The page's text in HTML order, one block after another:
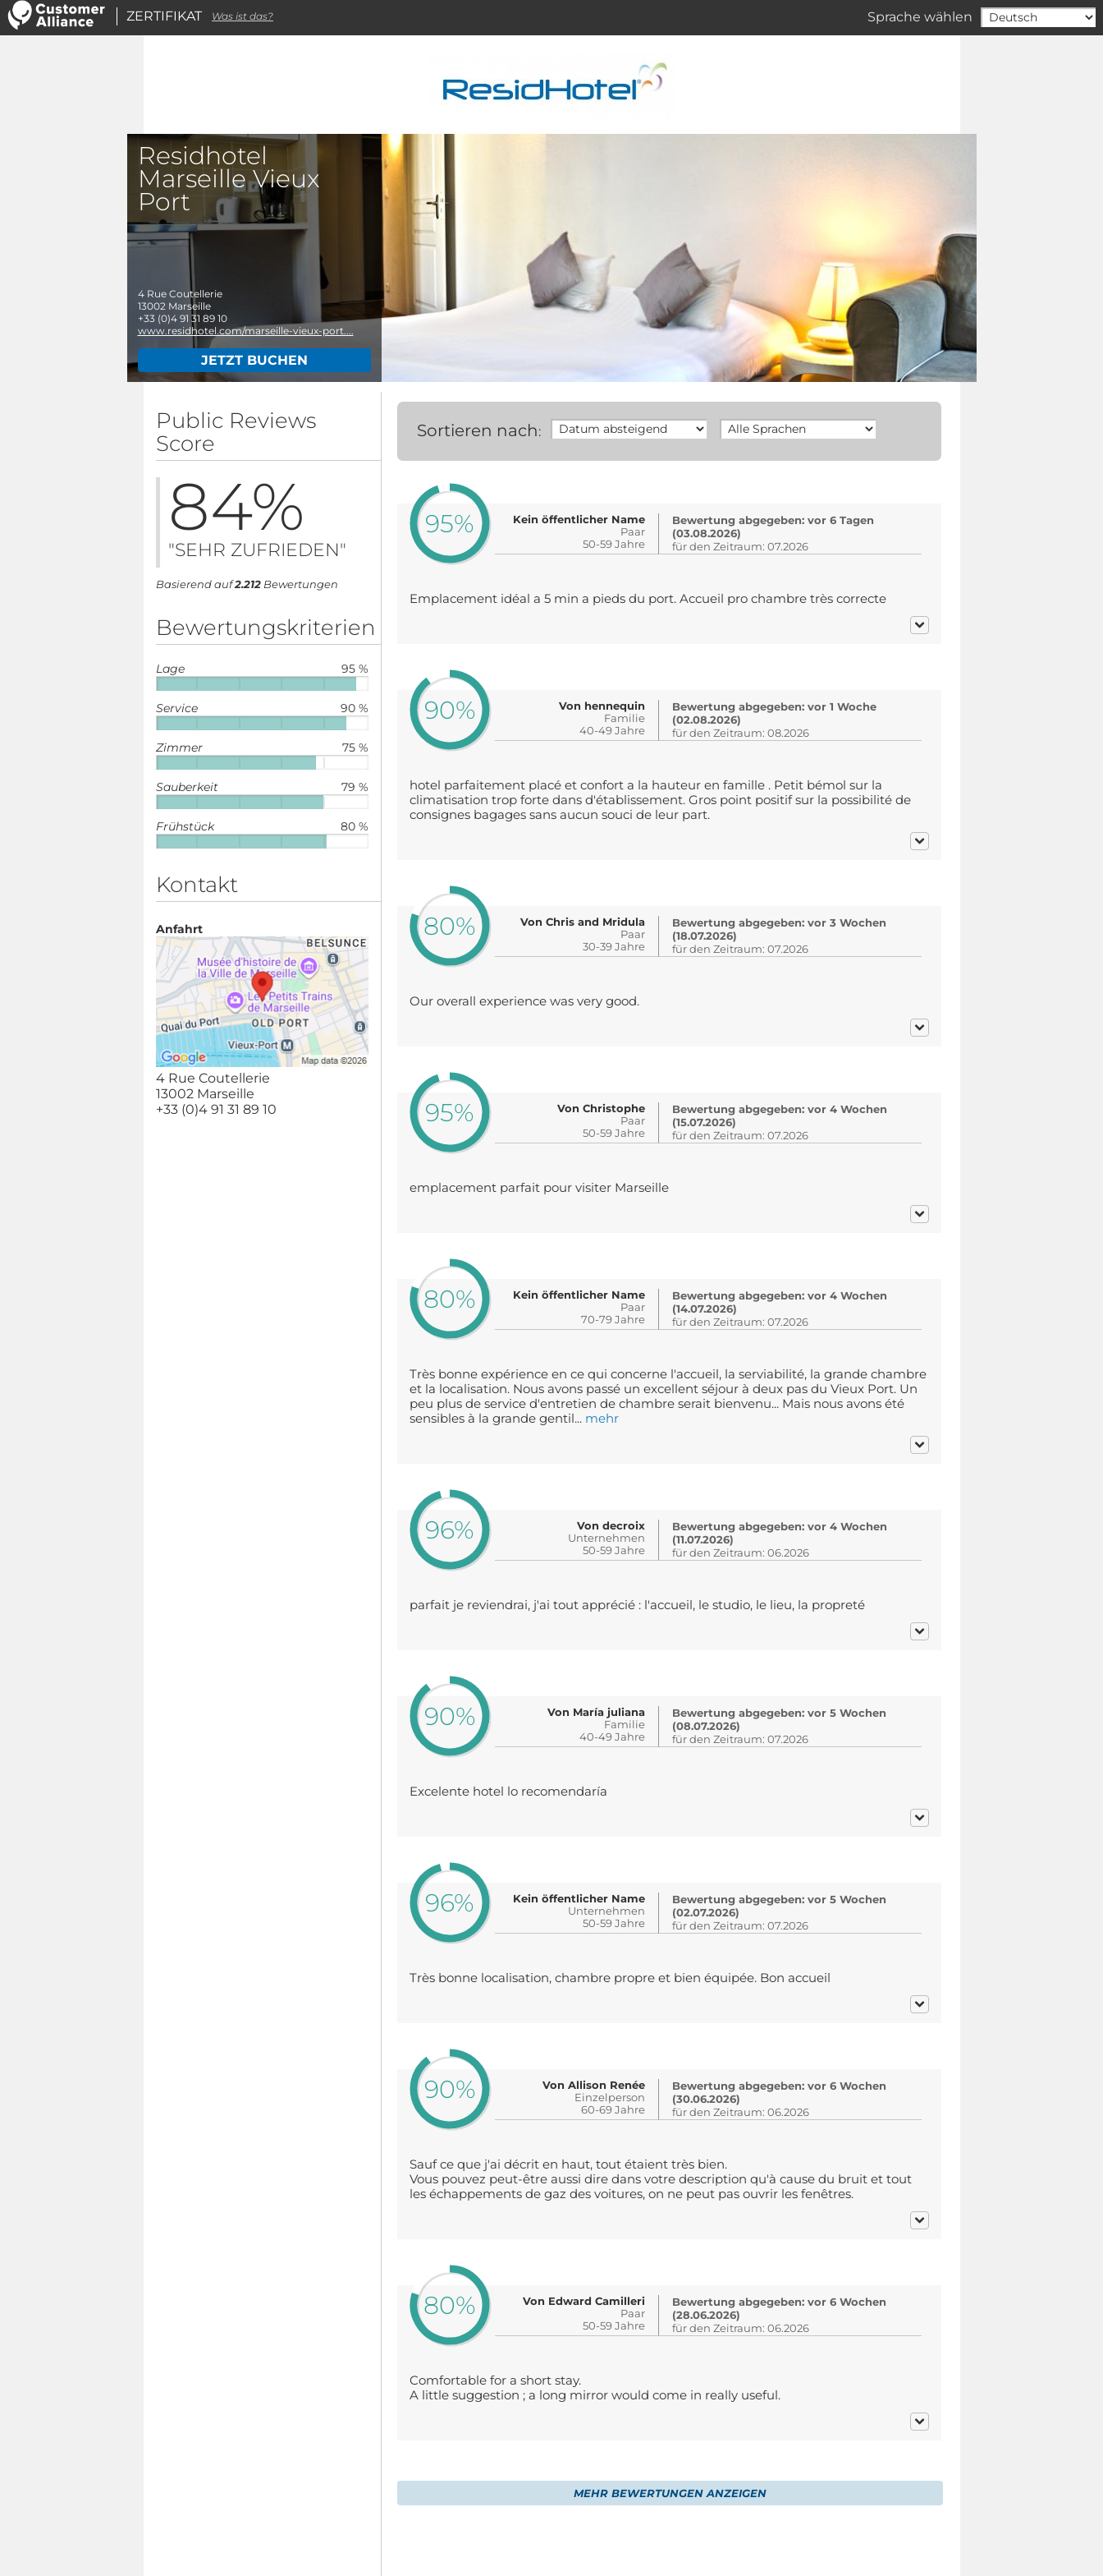
Sprache wählen
Residhotel
Marseille Vieux
Port
4 Rue Coutellerie
13002 Marseille
+33 (0)4 91 31 89 10
www.residhotel.com/marseille-vieux-port....
JETZT BUCHEN
Public Reviews
Score
84%
"SEHR ZUFRIEDEN"
Basierend auf2.212Bewertungen
Bewertungskriterien
95 %
Lage
90 %
Service
75 %
Zimmer
79 %
Sauberkeit
80 %
Frühstück
Kontakt
Anfahrt
4 Rue Coutellerie
13002 Marseille
+33 (0)4 91 31 89 10
Sortieren nach:
95%
Kein öffentlicher Name
Paar
50-59 Jahre
Bewertung abgegeben: vor 6 Tagen
(03.08.2026)
für den Zeitraum: 07.2026
Emplacement idéal a 5 min a pieds du port. Accueil pro chambre très correcte
90%
Von hennequin
Familie
40-49 Jahre
Bewertung abgegeben: vor 1 Woche
(02.08.2026)
für den Zeitraum: 08.2026
hotel parfaitement placé et confort a la hauteur en famille . Petit bémol sur la
climatisation trop forte dans d'établissement. Gros point positif sur la possibilité de
consignes bagages sans aucun souci de leur part.
80%
Von Chris and Mridula
Paar
30-39 Jahre
Bewertung abgegeben: vor 3 Wochen
(18.07.2026)
für den Zeitraum: 07.2026
Our overall experience was very good.
95%
Von Christophe
Paar
50-59 Jahre
Bewertung abgegeben: vor 4 Wochen
(15.07.2026)
für den Zeitraum: 07.2026
emplacement parfait pour visiter Marseille
80%
Kein öffentlicher Name
Paar
70-79 Jahre
Bewertung abgegeben: vor 4 Wochen
(14.07.2026)
für den Zeitraum: 07.2026
Très bonne expérience en ce qui concerne l'accueil, la serviabilité, la grande chambre
et la localisation. Nous avons passé un excellent séjour à deux pas du Vieux Port. Un
peu plus de service d'entretien de chambre serait bienvenu... Mais nous avons été
sensibles à la grande gentil... mehr
96%
Von decroix
Unternehmen
50-59 Jahre
Bewertung abgegeben: vor 4 Wochen
(11.07.2026)
für den Zeitraum: 06.2026
parfait je reviendrai, j'ai tout apprécié : l'accueil, le studio, le lieu, la propreté
90%
Von María juliana
Familie
40-49 Jahre
Bewertung abgegeben: vor 5 Wochen
(08.07.2026)
für den Zeitraum: 07.2026
Excelente hotel lo recomendaría
96%
Kein öffentlicher Name
Unternehmen
50-59 Jahre
Bewertung abgegeben: vor 5 Wochen
(02.07.2026)
für den Zeitraum: 07.2026
Très bonne localisation, chambre propre et bien équipée. Bon accueil
90%
Von Allison Renée
Einzelperson
60-69 Jahre
Bewertung abgegeben: vor 6 Wochen
(30.06.2026)
für den Zeitraum: 06.2026
Sauf ce que j'ai décrit en haut, tout étaient très bien.
Vous pouvez peut-être aussi dire dans votre description qu'à cause du bruit et tout
les échappements de gaz des voitures, on ne peut pas ouvrir les fenêtres.
80%
Von Edward Camilleri
Paar
50-59 Jahre
Bewertung abgegeben: vor 6 Wochen
(28.06.2026)
für den Zeitraum: 06.2026
Comfortable for a short stay.
A little suggestion ; a long mirror would come in really useful.
MEHR BEWERTUNGEN ANZEIGEN
ZERTIFIKAT Was ist das?